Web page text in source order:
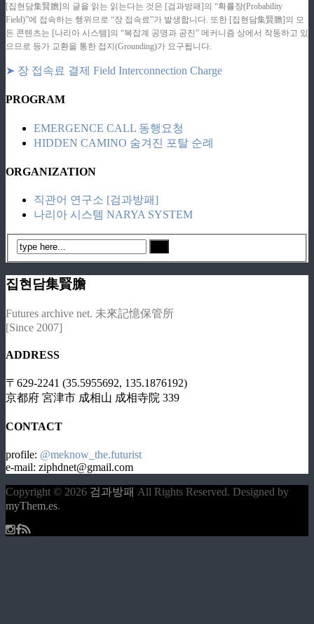
[집현담集賢膽]의 글을 읽는 읽는다는 것은 [검과방패]의 “확률장(Probability
Field)”에 접속하는 행위므로 “장 접속료”가 발생합니다. 또한 [집현담集賢膽]의 모
든 콘텐츠는 [나리아 시스템]의 “복잡계 공명과 공진” 메커니즘 상에서 작동하고 있
으므로 등가 교환을 통한 접지(Grounding)가 요구됩니다.
➤ 장 접속료 결제 Field Interconnection Charge
PROGRAM
EMERGENCE CALL 동행요청
HIDDEN CAMINO 숨겨진 포탈 순례
ORGANIZATION
직관어 연구소 [검과방패]
나리아 시스템 NARYA SYSTEM
집현담集賢膽
Futures archive net. 未來記憶保管所
[Since 2007]
ADDRESS
〒629-2241 (35.5955692, 135.1876192)
京都府 宮津市 成相山 成相寺院 339
CONTACT
profile: @meknow_the.futurist
e-mail: ziphdnet@gmail.com
Copyright © 2026 검과방패 All Rights Reserved. Designed by
myThem.es.